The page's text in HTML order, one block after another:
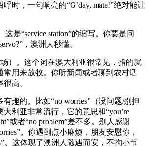
时，一句响亮的“G’day, mate!”绝对能让
这是“service station”的缩写。你要是问
，澳洲人秒懂。
场）。这个词在澳大利亚很常见，指的就
常用来放牧。你听新闻或者聊到农村话
高。
趣的。比如“no worries”（没问题/别担
利亚非常流行，它的意思和“you’re
或者“no problem”差不多。别人感谢
。你遇到点小麻烦，朋友安慰你，
。这体现了澳洲人随遇而安，不拘小节